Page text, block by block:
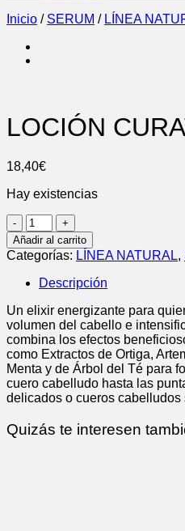
Inicio / SERUM / LÍNEA
LOCIÓN
18,40€
Hay existencias
LOCIÓN
CURATIVE
100
ML
cantidad
Añadir al carrito
Categorías: LÍNEA NATURAL,
Descripción
Un elixir energizante para
volumen del cabello e
combina los efectos
como Extractos de Ortiga,
Menta y de Árbol del Té para
cuero cabelludo hasta las
delicados o cueros cabelludos
Quizás te interesen